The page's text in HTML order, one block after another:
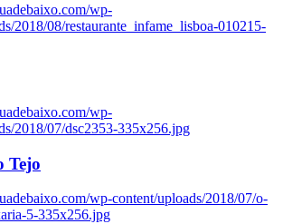
wp-
2018/08/restaurante_infame_lisboa-010215-
wp-
2018/07/dsc2353-335x256.jpg
Tejo
wp-content/uploads/2018/07/o-
5-335x256.jpg